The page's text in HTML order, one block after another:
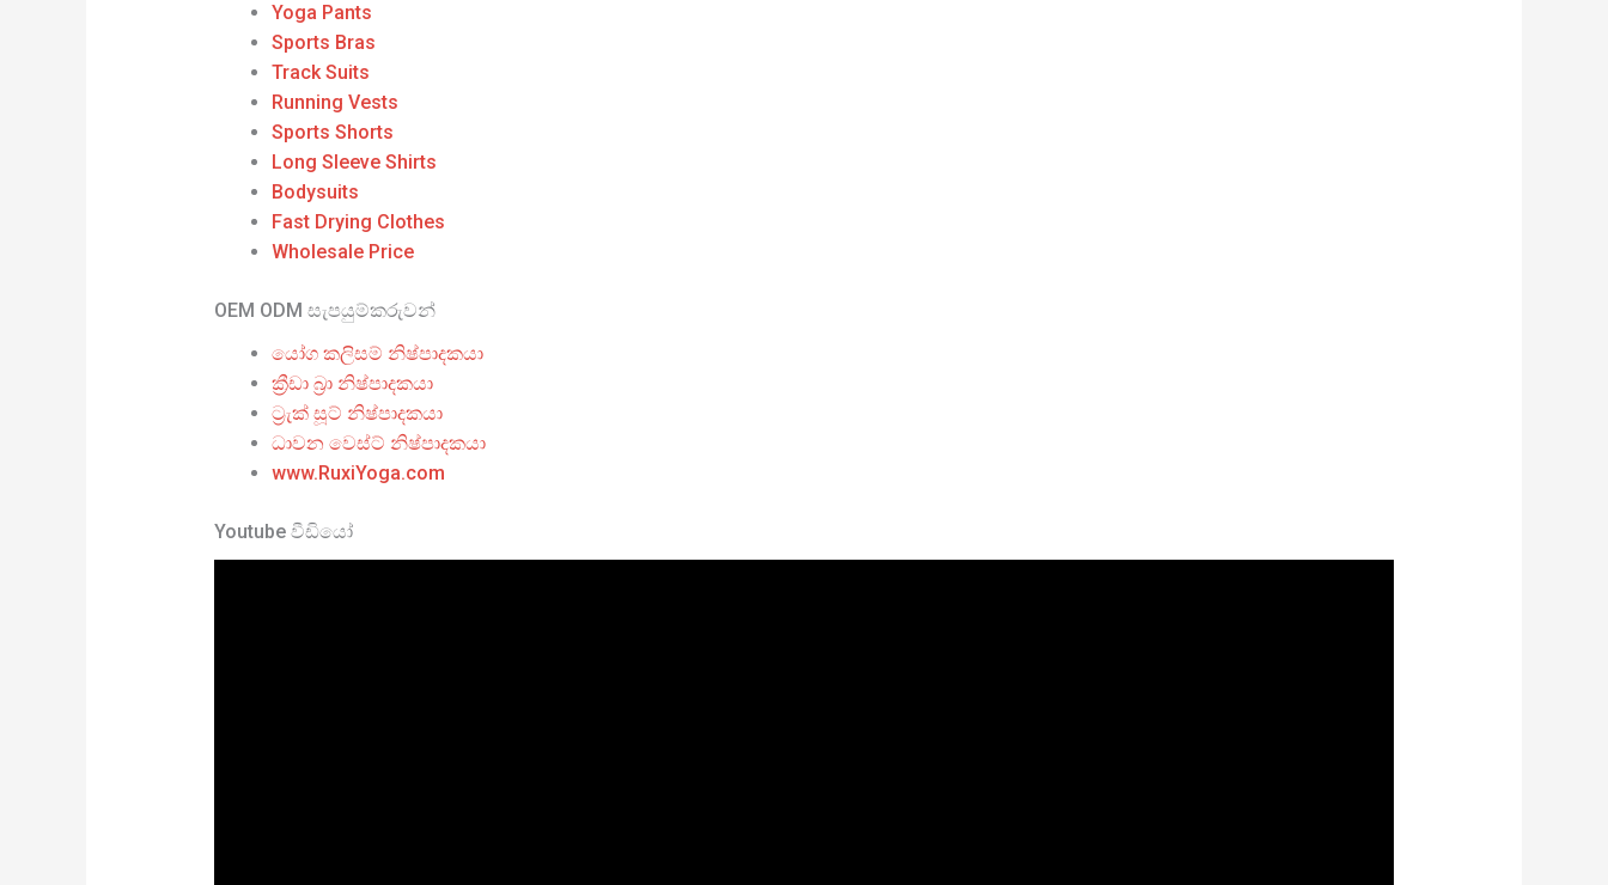
Yoga Pants
Sports Bras
Track Suits
Running Vests
Sports Shorts
Long Sleeve Shirts
Bodysuits
Fast Drying Clothes
Wholesale Price
OEM ODM සැපයුම්කරුවන්
යෝග කලිසම් නිෂ්පාදකයා
ක්‍රීඩා බ්‍රා නිෂ්පාදකයා
ට්‍රැක් සූට් නිෂ්පාදකයා
ධාවන වෙස්ට් නිෂ්පාදකයා
www.RuxiYoga.com
Youtube වීඩියෝ